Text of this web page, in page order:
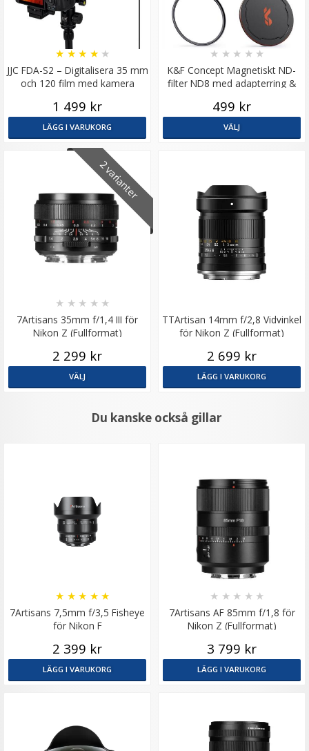
JJC FDA-S2 – Digitalisera 35 mm
och 120 film med kamera
★ ★ ★ ★ ★
1 499 kr
LÄGG I VARUKORG
K&F Concept Magnetiskt ND-
filter ND8 med adapterring &
★ ★ ★ ★ ★
499 kr
VÄLJ
2 varianter
7Artisans 35mm f/1,4 III för
Nikon Z (Fullformat)
★ ★ ★ ★ ★
2 299 kr
VÄLJ
TTArtisan 14mm f/2,8 Vidvinkel
för Nikon Z (Fullformat)
2 699 kr
LÄGG I VARUKORG
Du kanske också gillar
7Artisans 7,5mm f/3,5 Fisheye
för Nikon F
★ ★ ★ ★ ★
2 399 kr
LÄGG I VARUKORG
7Artisans AF 85mm f/1,8 för
Nikon Z (Fullformat)
★ ★ ★ ★ ★
3 799 kr
LÄGG I VARUKORG